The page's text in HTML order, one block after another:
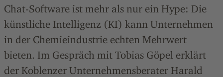
Chat-Software ist mehr als nur ein Hype: Die
künstliche Intelligenz (KI) kann Unternehmen
in der Chemieindustrie echten Mehrwert
bieten. Im Gespräch mit Tobias Göpel erklärt
der Koblenzer Unternehmensberater Harald